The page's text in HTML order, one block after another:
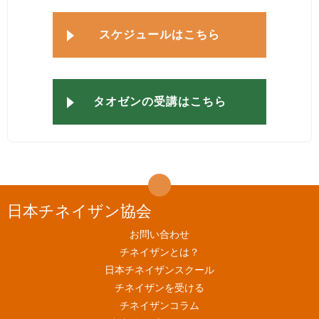
スケジュールはこちら
タオゼンの受講はこちら
日本チネイザン協会
お問い合わせ
チネイザンとは？
日本チネイザンスクール
チネイザンを受ける
チネイザンコラム